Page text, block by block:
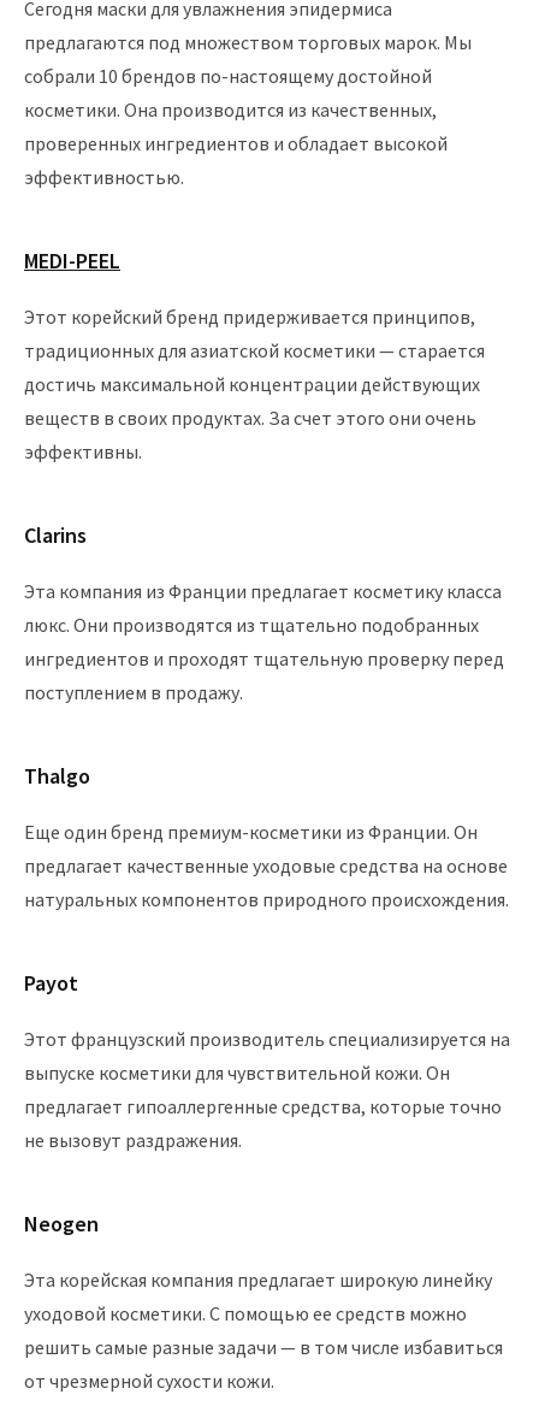
Сегодня маски для увлажнения эпидермиса
предлагаются под множеством торговых марок. Мы
собрали 10 брендов по-настоящему достойной
косметики. Она производится из качественных,
проверенных ингредиентов и обладает высокой
эффективностью.
MEDI-PEEL
Этот корейский бренд придерживается принципов,
традиционных для азиатской косметики — старается
достичь максимальной концентрации действующих
веществ в своих продуктах. За счет этого они очень
эффективны.
Clarins
Эта компания из Франции предлагает косметику класса
люкс. Они производятся из тщательно подобранных
ингредиентов и проходят тщательную проверку перед
поступлением в продажу.
Thalgo
Еще один бренд премиум-косметики из Франции. Он
предлагает качественные уходовые средства на основе
натуральных компонентов природного происхождения.
Payot
Этот французский производитель специализируется на
выпуске косметики для чувствительной кожи. Он
предлагает гипоаллергенные средства, которые точно
не вызовут раздражения.
Neogen
Эта корейская компания предлагает широкую линейку
уходовой косметики. С помощью ее средств можно
решить самые разные задачи — в том числе избавиться
от чрезмерной сухости кожи.